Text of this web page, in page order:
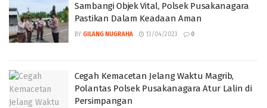
Sambangi Objek Vital, Polsek Pusakanagara
Pastikan Dalam Keadaan Aman
BY GILANG NUGRAHA 13/04/2023 0
Cegah Kemacetan Jelang Waktu Magrib,
Polantas Polsek Pusakanagara Atur Lalin di
Persimpangan